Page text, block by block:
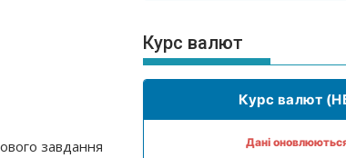
завдання
Курс валют
Курс валют
Дані